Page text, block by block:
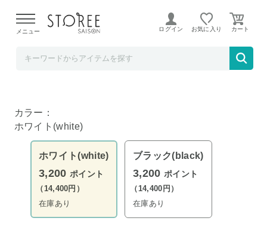
よる配送遅延が発生しております。
メニュー ログイン お気に入り
tower ゴミ箱上ラック タワー ホワイト
カラー：
ホワイト(white)
ホワイト(white)
3,200 ポイント
（14,400円）
在庫あり
ブラック(black)
3,200 ポイント
（14,400円）
在庫あり